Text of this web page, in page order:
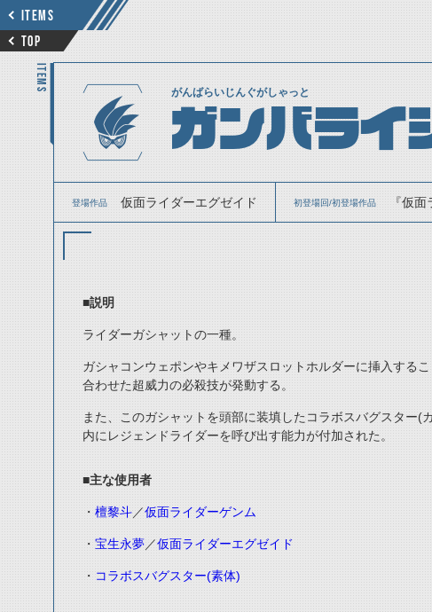
ITEMS
TOP
ITEMS
がんばらいじんぐがしゃっと
ガンバライ
登場作品 仮面ライダーエグゼイド 初登場回/初登場作品 『仮
■説明
ライダーガシャットの一種。
ガシャコンウェポンやキメワザスロットホルダーに挿入する
合わせた超威力の必殺技が発動する。
また、このガシャットを頭部に装填したコラボスバグスター(
内にレジェンドライダーを呼び出す能力が付加された。
■主な使用者
・ 檀黎斗／仮面ライダーゲンム
・ 宝生永夢／仮面ライダーエグゼイド
・ コラボスバグスター(素体)